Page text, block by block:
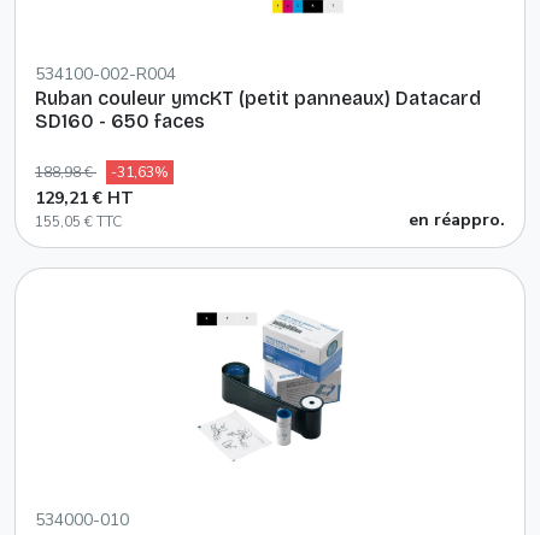
534100-002-R004
Ruban couleur ymcKT (petit panneaux) Datacard
SD160 - 650 faces
188,98 € -31,63%
129,21 € HT
155,05 € TTC en réappro.
534000-010